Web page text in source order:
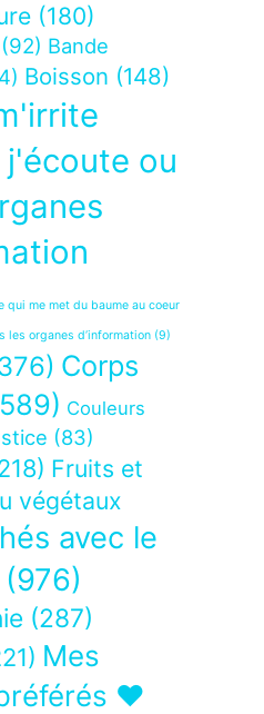
(180)
(92) Bande
Boisson (148)
ou
qui me met du baume au coeur
les organes d’information (9)
Corps
Couleurs
(83)
Fruits et
végétaux
avec le
(976)
(287)
Mes
❤